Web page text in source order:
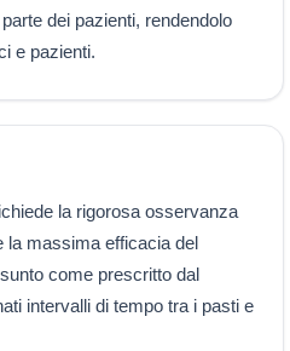
dei pazienti, rendendolo
e pazienti.
la rigorosa osservanza
la massima efficacia del
come prescritto dal
intervalli di tempo tra i pasti e